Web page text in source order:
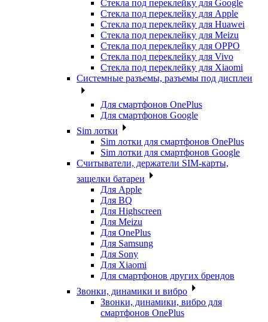
Стекла под переклейку для Google
Стекла под переклейку для Apple
Стекла под переклейку для Huawei
Стекла под переклейку для Meizu
Стекла под переклейку для OPPO
Стекла под переклейку для Vivo
Стекла под переклейку для Xiaomi
Системные разъемы, разъемы под дисплеи
Для смартфонов OnePlus
Для смартфонов Google
Sim лотки
Sim лотки для смартфонов OnePlus
Sim лотки для смартфонов Google
Считыватели, держатели SIM-карты,
защелки батареи
Для Apple
Для BQ
Для Highscreen
Для Meizu
Для OnePlus
Для Samsung
Для Sony
Для Xiaomi
Для смартфонов других брендов
Звонки, динамики и вибро
Звонки, динамики, вибро для
смартфонов OnePlus